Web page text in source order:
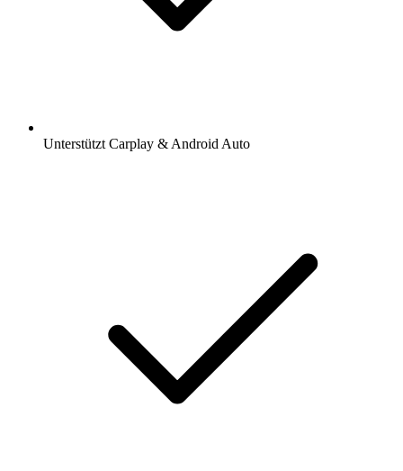
Unterstützt Carplay & Android Auto